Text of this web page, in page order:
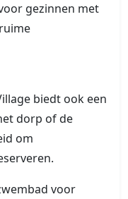
gezinnen met
biedt ook een
dorp of de
om
voor